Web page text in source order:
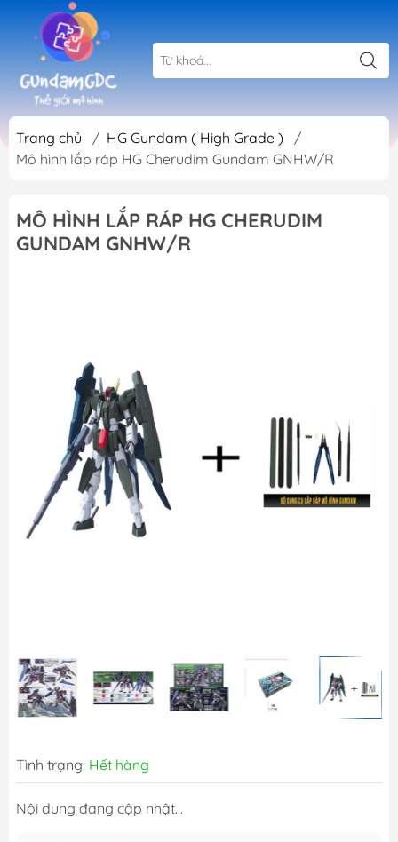
Trang chủ / HG Gundam ( High Grade )
/
Mô hình lắp ráp HG Cherudim Gundam GNHW/R
MÔ HÌNH LẮP RÁP HG CHERUDIM
GUNDAM GNHW/R
Tình trạng: Hết hàng
Nội dung đang cập nhật...